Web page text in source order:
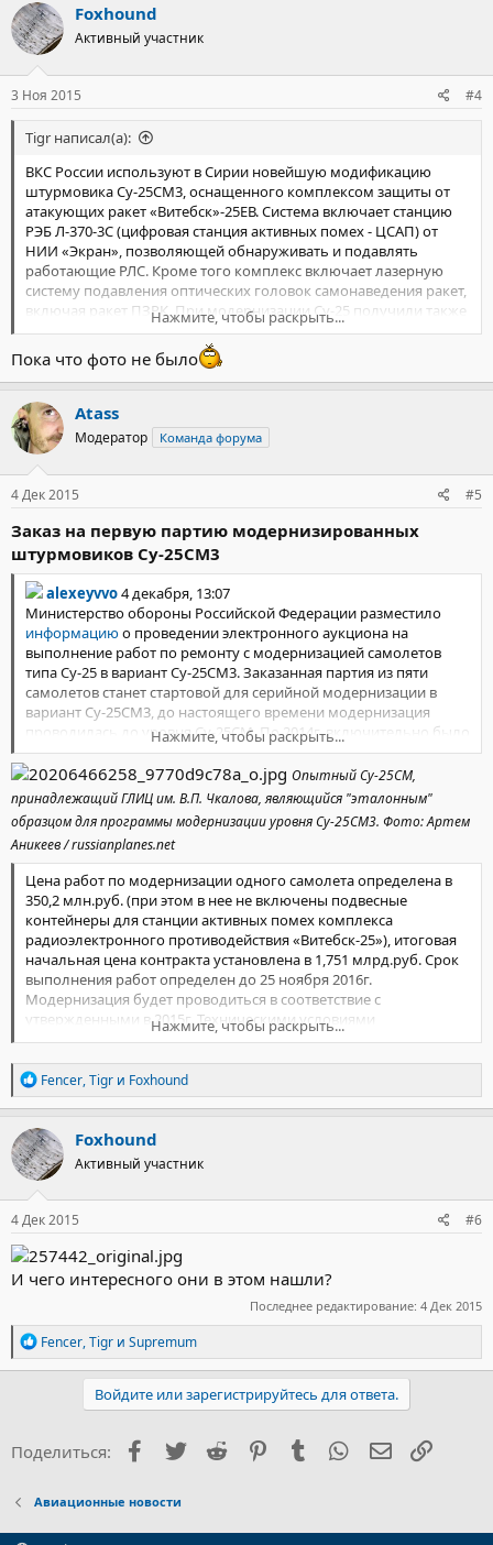
максимальная скорость 970 километров в час, практическая
дальность полета более 1,8 тысячи километров.
Он вооружен 30-миллимитровой пушкой ГШ-30-2 (250
патронов), управляемыми ракетами класса "воздух-воздух" и
"воздух-поверхность". Боевая нагрузка машины - 4,34 тонны.
к
ц
и
и
:
Foxhound
Активный участник
3 Ноя 2015 #4
Tigr написал(а):
ВКС России используют в Сирии новейшую модификацию
штурмовика Су-25СМ3, оснащенного комплексом защиты от
атакующих ракет «Витебск»-25ЕВ. Система включает станцию
РЭБ Л-370-3С (цифровая станция активных помех - ЦСАП) от
НИИ «Экран», позволяющей обнаруживать и подавлять
работающие РЛС. Кроме того комплекс включает лазерную
систему подавления оптических головок самонаведения ракет,
включая ракет ПЗРК. При модернизации Су-25 получили также
прицельно-навигационный комплекс ПрНК-25СМ,
сопряженный с ГЛОНАСС, позволяющий штурмовику
использовать свое вооружение всепогодно. По заявлению
руководства «КРЭТ» до конца 2015 г. ВКС России должны были
получить более 10 модернизированных Су-25.
http://afirsov.livejournal.com/
Нажмите, чтобы раскрыть...
Пока что фото не было
Atass
Модератор Команда форума
4 Дек 2015 #5
Заказ на первую партию модернизированных
штурмовиков Су-25СМ3
alexeyvvo4 декабря, 13:07
Министерство обороны Российской Федерации разместило
информациюо проведении электронного аукциона на
выполнение работ по ремонту с модернизацией самолетов
типа Су-25 в вариант Су-25СМ3. Заказанная партия из пяти
самолетов станет стартовой для серийной модернизации в
вариант Су-25СМ3, до настоящего времени модернизация
проводилась до уровня Су-25СМ. По 2014г. включительно было
модернизировано 84 штурмовика, включая четыре опытных,
из которых два используются для отработки следующих
этапов модернизации. К настоящему времени из них потеряно
пять Су-25СМ.
Нажмите, чтобы раскрыть...
Опытный Су-25СМ,
принадлежащий ГЛИЦ им. В.П. Чкалова, являющийся "эталонным"
образцом для программы модернизации уровня Су-25СМ3. Фото: Артем
Аникеев / russianplanes.net
Цена работ по модернизации одного самолета определена в
350,2 млн.руб. (при этом в нее не включены подвесные
контейнеры для станции активных помех комплекса
радиоэлектронного противодействия «Витебск-25»), итоговая
начальная цена контракта установлена в 1,751 млрд.руб. Срок
выполнения работ определен до 25 ноября 2016г.
Модернизация будет проводиться в соответствие с
утвержденными в 2015г. Техническими условиями
81.0000.М.010.998, которые доступны для ознакомления в
составе аукционной документации.
Наиболее интересные сведения из ТУ приведены ниже.
Нажмите, чтобы раскрыть...
Р
е
а
к
ц
и
и
:
Fencer,Tigr и Foxhound
Foxhound
Активный участник
4 Дек 2015 #6
И чего интересного они в этом нашли?
Последнее редактирование: 4 Дек 2015
Р
е
а
и
:
Fencer,Tigr и Supremum
Войдите или зарегистрируйтесь для ответа.
Поделиться: Facebook
Twitter Reddit PinterestTumblr WhatsApp
Авиационные новости